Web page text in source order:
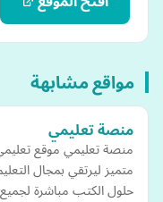
مواقع مشابهة
منصة تعليمي
منصة تعليمي موقع
متميز ليرتقي بمجال
حلول الكتب مباشرة لجميع